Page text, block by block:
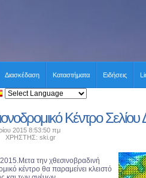
Διασκέδαση Καταστήματα Ειδήσεις
Κέντρο Σελίου
2015 8:53:50 πμ
ΧΡΗΣΤΗΣ: ski.gr
την χθεσινοβραδινή
κέντρο θα παραμείνει κλειστό